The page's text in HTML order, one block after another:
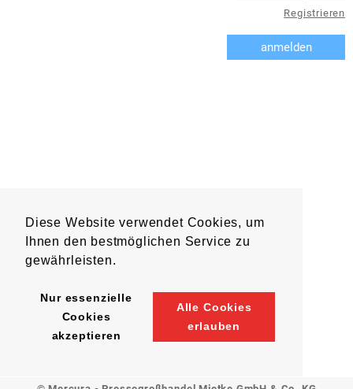
Diese Website verwendet Cookies, um
Ihnen den bestmöglichen Service zu
gewährleisten.
Nur essenzielle
Cookies
akzeptieren
Alle Cookies
erlauben
Registrieren
anmelden